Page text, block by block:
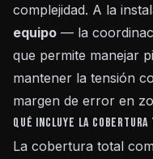
complejidad. A la
equipo — la
que permite manejar
mantener la tensión
margen de error en
Qué incluye la
La cobertura total